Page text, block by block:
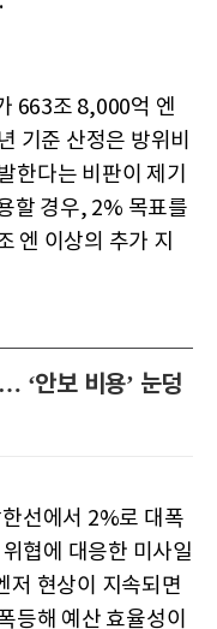
663조 8,000억 엔
기준 산정은 방위비
한다는 비판이 제기
할 경우, 2% 목표를
엔 이상의 추가 지
‘안보 비용’ 눈덩
선에서 2%로 대폭
협에 대응한 미사일
저 현상이 지속되면
등해 예산 효율성이